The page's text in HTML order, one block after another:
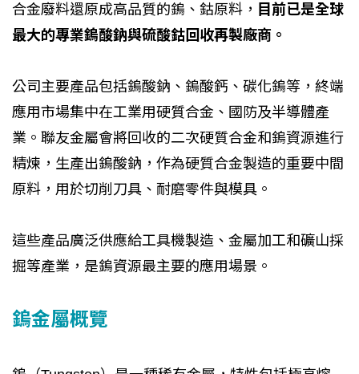
合金廢料還原成高品質的鎢、鈷原料， 目前已是全球
最大的專業鎢酸鈉與硫酸鈷回收再製廠商。
公司主要產品包括鎢酸鈉、鎢酸鈣、碳化鎢等，終端
應用市場集中在工業用硬質合金、國防及半導體產
業。聯友金屬會將回收的二次硬質合金和鎢資源進行
精煉，生產出鎢酸鈉，作為硬質合金製造的重要中間
原料，用於切削刀具、耐磨零件與模具。
這些產品廣泛供應給工具機製造、金屬加工和礦山採
掘等產業，是鎢資源最主要的應用場景。
鎢金屬概覽